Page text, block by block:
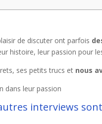
de discuter ont parfois
histoire, leur passion pour
ses petits trucs et nous
dans leur passion
interviews